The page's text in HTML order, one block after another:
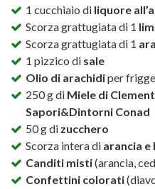
1 cucchiaio di liquore
Scorza grattugiata di 1
Scorza grattugiata di 1
1 pizzico di sale
Olio di arachidiper
250 g di Miele di
Sapori&Dintorni Conad
50 g di zucchero
Scorza intera di arancia e
Canditi misti(arancia,
Confettini colorati